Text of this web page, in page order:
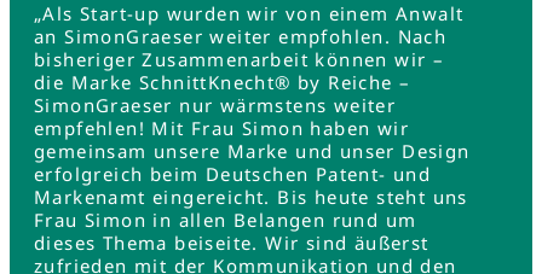
„Als Start-up wurden wir von einem Anwalt
an SimonGraeser weiter empfohlen. Nach
bisheriger Zusammenarbeit können wir –
die Marke SchnittKnecht® by Reiche –
SimonGraeser nur wärmstens weiter
empfehlen! Mit Frau Simon haben wir
gemeinsam unsere Marke und unser Design
erfolgreich beim Deutschen Patent- und
Markenamt eingereicht. Bis heute steht uns
Frau Simon in allen Belangen rund um
dieses Thema beiseite. Wir sind äußerst
zufrieden mit der Kommunikation und den